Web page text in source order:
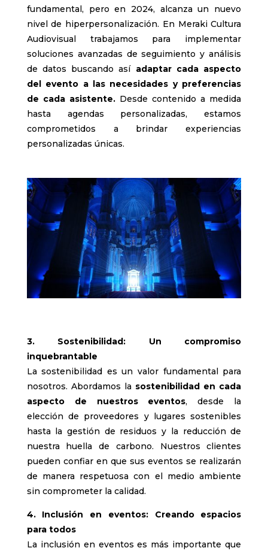
fundamental, pero en 2024, alcanza un nuevo
nivel de hiperpersonalización. En Meraki Cultura
Audiovisual trabajamos para implementar
soluciones avanzadas de seguimiento y análisis
de datos buscando así adaptar cada aspecto
del evento a las necesidades y preferencias
de cada asistente.Desde contenido a medida
hasta agendas personalizadas, estamos
comprometidos a brindar experiencias
personalizadas únicas.
3. Sostenibilidad: Un compromiso
inquebrantable
La sostenibilidad es un valor fundamental para
nosotros. Abordamos la sostenibilidad en cada
aspecto de nuestros eventos, desde la
elección de proveedores y lugares sostenibles
hasta la gestión de residuos y la reducción de
nuestra huella de carbono. Nuestros clientes
pueden confiar en que sus eventos se realizarán
de manera respetuosa con el medio ambiente
sin comprometer la calidad.
4. Inclusión en eventos: Creando espacios
para todos
La inclusión en eventos es más importante que